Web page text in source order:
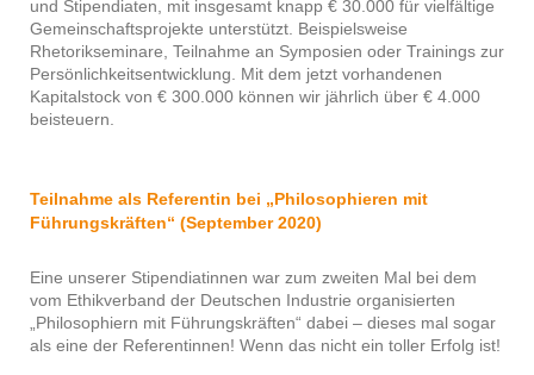
und Stipendiaten, mit insgesamt knapp € 30.000 für vielfältige
Gemeinschaftsprojekte unterstützt. Beispielsweise
Rhetorikseminare, Teilnahme an Symposien oder Trainings zur
Persönlichkeitsentwicklung. Mit dem jetzt vorhandenen
Kapitalstock von € 300.000 können wir jährlich über € 4.000
beisteuern.
Teilnahme als Referentin bei „Philosophieren mit
Führungskräften“ (September 2020)
Eine unserer Stipendiatinnen war zum zweiten Mal bei dem
vom Ethikverband der Deutschen Industrie organisierten
„Philosophiern mit Führungskräften“ dabei – dieses mal sogar
als eine der Referentinnen! Wenn das nicht ein toller Erfolg ist!